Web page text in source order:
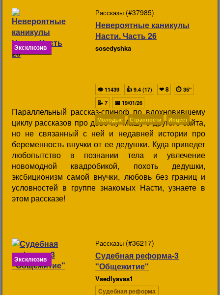
Эксклюзив
Рассказы (#37985)
Невероятные каникулы
Насти. Часть 26
sosedyshka
Параллельный рассказ-спиноф по вдохновившему
циклу рассказов про девочку Машу с другого сайта,
но не связанный с ней и недавней истории про
беременность внучки от ее дедушки. Куда приведет
любопытство в познании тела и увлечение
новомодной квадробикой, похоть дедушки,
эксбиционизм самой внучки, любовь без границ и
условностей в группе знакомых Насти, узнаете в
этом рассказе!
👁11439 👍 9.4 (17) ❤8 ⏱ 35"
📝 7 📅 19/01/26
Молодые Странности Инцест
Эксклюзив
Рассказы (#36217)
Судебная реформа-3
"Общежитие"
Vsedlyavas1
Судебная реформа